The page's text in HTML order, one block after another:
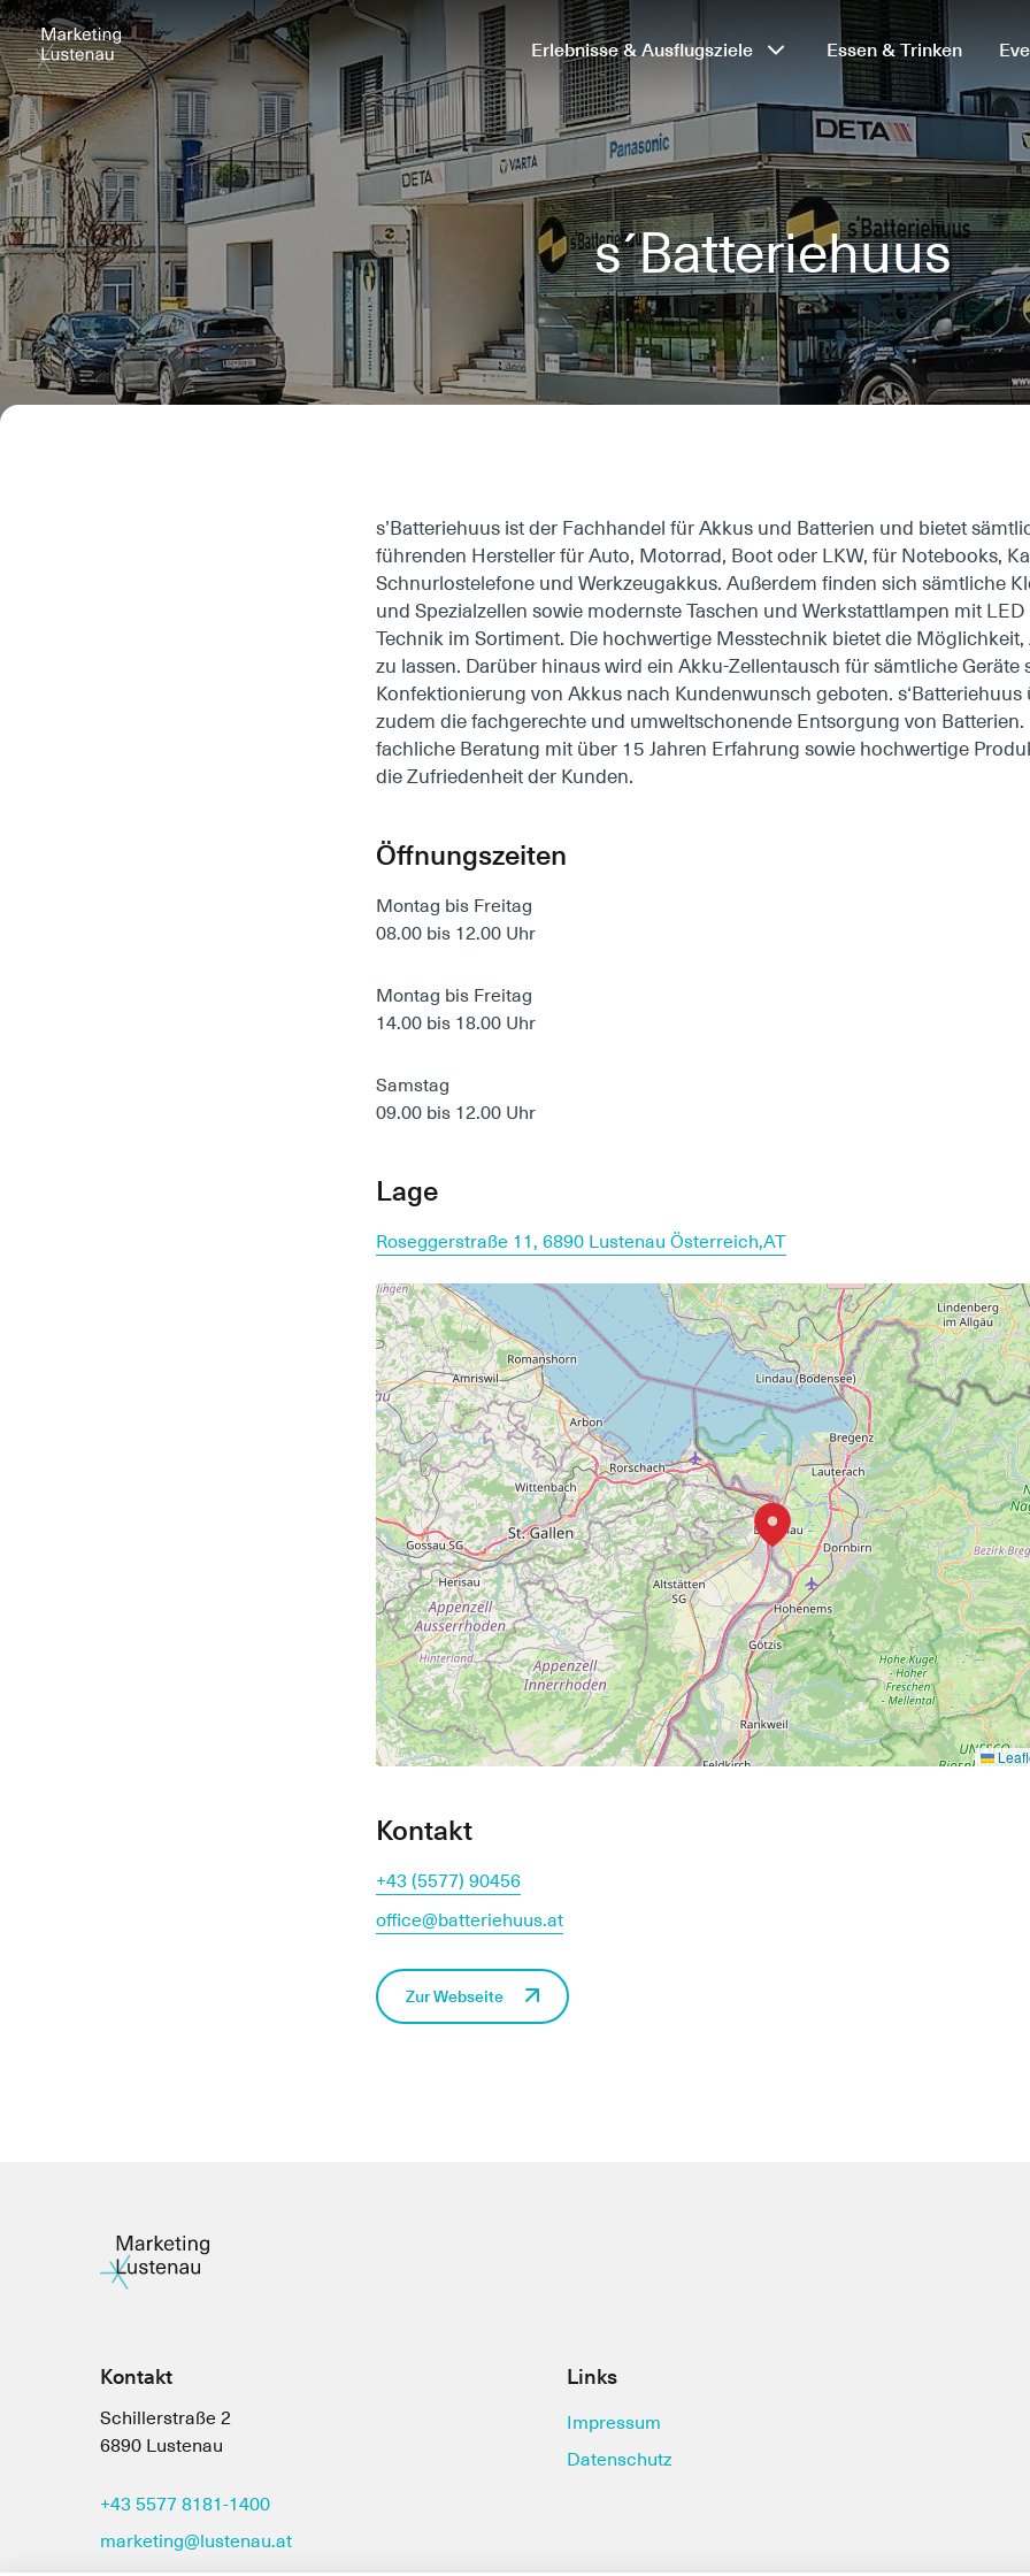
Erlebnisse & Ausflugsziele Essen & Trinken
s´Batteriehuus
s’Batteriehuus ist der Fachhandel für Akkus und Batterien und bietet
führenden Hersteller für Auto, Motorrad, Boot oder LKW, für Notebooks,
Schnurlostelefone und Werkzeugakkus. Außerdem finden sich sämtliche
und Spezialzellen sowie modernste Taschen und Werkstattlampen mit
Technik im Sortiment. Die hochwertige Messtechnik bietet die
zu lassen. Darüber hinaus wird ein Akku-Zellentausch für sämtliche Geräte
Konfektionierung von Akkus nach Kundenwunsch geboten.
zudem die fachgerechte und umweltschonende Entsorgung von Batterien.
fachliche Beratung mit über 15 Jahren Erfahrung sowie hochwertige
die Zufriedenheit der Kunden.
Öffnungszeiten
Montag bis Freitag
08.00 bis 12.00 Uhr
Montag bis Freitag
14.00 bis 18.00 Uhr
Samstag
09.00 bis 12.00 Uhr
Lage
Roseggerstraße 11, 6890 Lustenau Österreich,AT
Kontakt
+43 (5577) 90456
office@batteriehuus.at
Zur Webseite
Kontakt
Schillerstraße 2
6890 Lustenau
+43 5577 8181-1400
marketing@lustenau.at
Links
Impressum
Datenschutz